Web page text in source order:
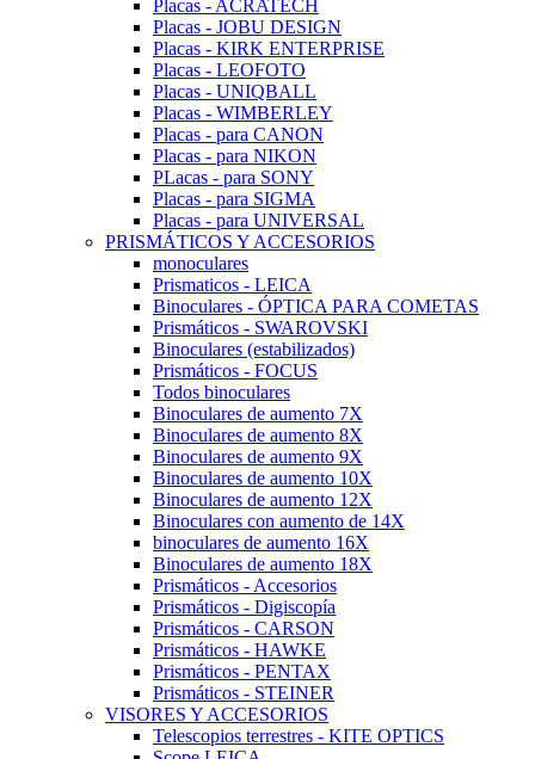
Placas - ACRATECH
Placas - JOBU DESIGN
Placas - KIRK ENTERPRISE
Placas - LEOFOTO
Placas - UNIQBALL
Placas - WIMBERLEY
Placas - para CANON
Placas - para NIKON
PLacas - para SONY
Placas - para SIGMA
Placas - para UNIVERSAL
PRISMÁTICOS Y ACCESORIOS
monoculares
Prismaticos - LEICA
Binoculares - ÓPTICA PARA COMETAS
Prismáticos - SWAROVSKI
Binoculares (estabilizados)
Prismáticos - FOCUS
Todos binoculares
Binoculares de aumento 7X
Binoculares de aumento 8X
Binoculares de aumento 9X
Binoculares de aumento 10X
Binoculares de aumento 12X
Binoculares con aumento de 14X
binoculares de aumento 16X
Binoculares de aumento 18X
Prismáticos - Accesorios
Prismáticos - Digiscopía
Prismáticos - CARSON
Prismáticos - HAWKE
Prismáticos - PENTAX
Prismáticos - STEINER
VISORES Y ACCESORIOS
Telescopios terrestres - KITE OPTICS